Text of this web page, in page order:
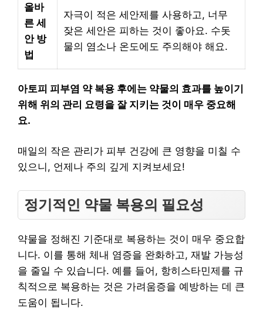
올바
른 세
안 방
법
자극이 적은 세안제를 사용하고, 너무
잦은 세안은 피하는 것이 좋아요. 수돗
물의 염소나 온도에도 주의해야 해요.
아토피 피부염 약 복용 후에는 약물의 효과를 높이기
위해 위의 관리 요령을 잘 지키는 것이 매우 중요해
요.
매일의 작은 관리가 피부 건강에 큰 영향을 미칠 수
있으니, 언제나 주의 깊게 지켜보세요!
정기적인 약물 복용의 필요성
약물을 정해진 기준대로 복용하는 것이 매우 중요합
니다. 이를 통해 체내 염증을 완화하고, 재발 가능성
을 줄일 수 있습니다. 예를 들어, 항히스타민제를 규
칙적으로 복용하는 것은 가려움증을 예방하는 데 큰
도움이 됩니다.